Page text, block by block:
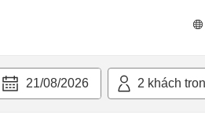
21/08/2026 2 khách